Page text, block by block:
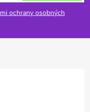
ochrany osobných